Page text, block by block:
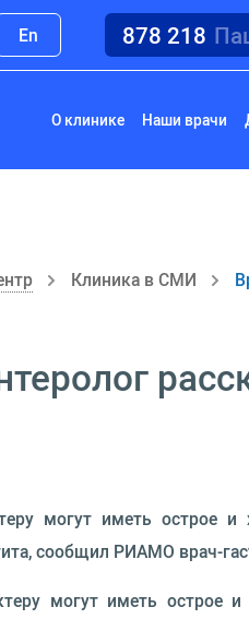
En 878 218
О клинике Наши врачи
Клиника в СМИ
могут иметь острое и
сообщил РИАМО врач-
могут иметь острое